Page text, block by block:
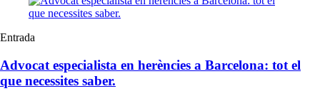
Entrada
Advocat especialista en herències a Barcelona: tot el
que necessites saber.